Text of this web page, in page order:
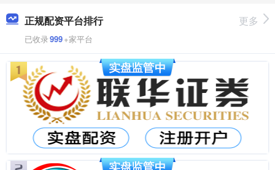
正规配资平台排行
已收录999+家平台
更多